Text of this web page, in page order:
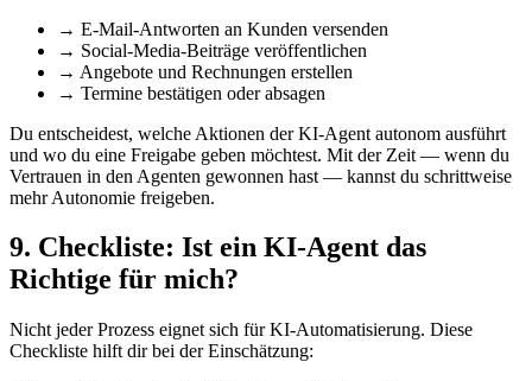
→ E-Mail-Antworten an Kunden versenden
→ Social-Media-Beiträge veröffentlichen
→ Angebote und Rechnungen erstellen
→ Termine bestätigen oder absagen
Du entscheidest, welche Aktionen der KI-Agent autonom ausführt
und wo du eine Freigabe geben möchtest. Mit der Zeit — wenn du
Vertrauen in den Agenten gewonnen hast — kannst du schrittweise
mehr Autonomie freigeben.
9. Checkliste: Ist ein KI-Agent das
Richtige für mich?
Nicht jeder Prozess eignet sich für KI-Automatisierung. Diese
Checkliste hilft dir bei der Einschätzung: